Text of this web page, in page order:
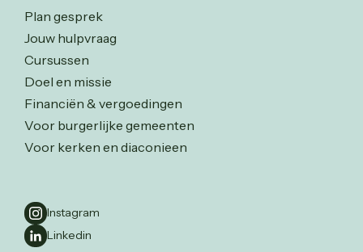
Plan gesprek
Jouw hulpvraag
Cursussen
Doel en missie
Financiën & vergoedingen
Voor burgerlijke gemeenten
Voor kerken en diaconieen
Instagram
Linkedin